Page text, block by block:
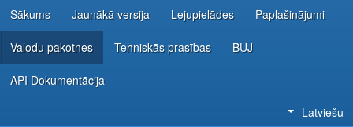
IZSTRĀDĀTĀJU RESURSI
Sākums Jaunākā versija Lejupielādes Paplašinājumi
Valodu pakotnes Tehniskās prasības BUJ
API Dokumentācija
Latviešu